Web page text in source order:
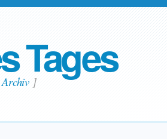
Tages
Archiv ]